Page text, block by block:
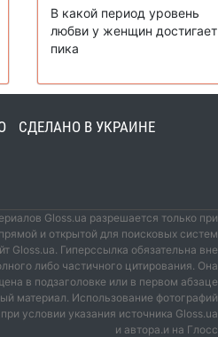
В какой период уровень
любви у женщин достигает
пика
СДЕЛАНО В УКРАИНЕ
Gloss.ua разрешается только при
и открытой для поисковых систем
Gloss.ua. Гиперссылка обязательна вне
либо частичного цитирования. Она
в подзаголовке или в первом абзаце
материал. Использование фотографий
условии указания источника Gloss.ua
и автора.и на Глосс